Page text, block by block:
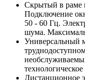
Скрытый в раме
Подключение
50 - 60 Гц.
шума.
Универсальный
Дистанционное